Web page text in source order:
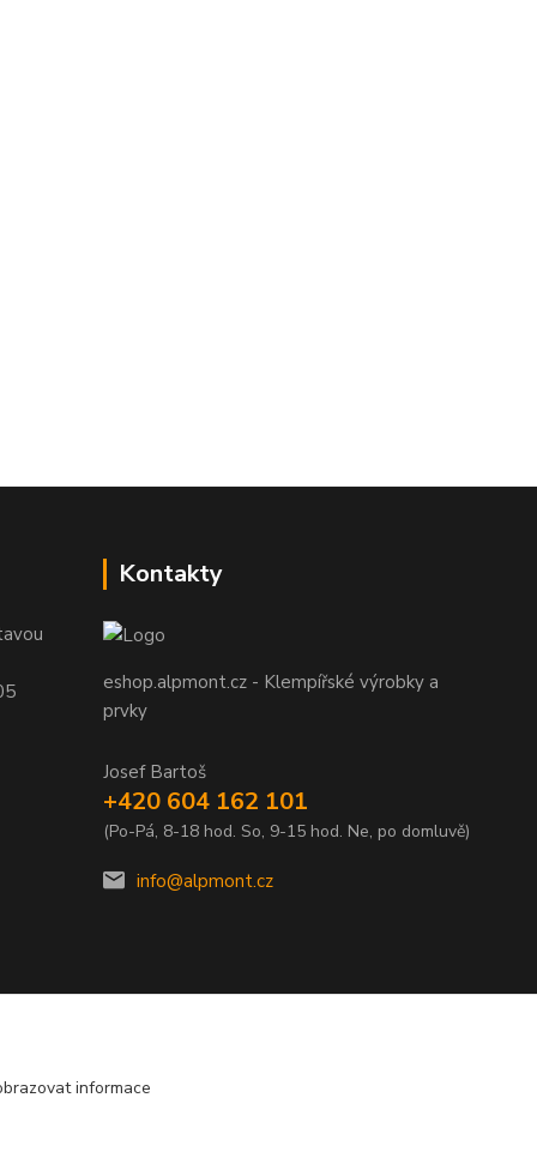
Kontakty
eshop.alpmont.cz - Klempířské výrobky a
prvky
Josef Bartoš
+420 604 162 101
(Po-Pá, 8-18 hod. So, 9-15 hod. Ne, po domluvě)
info@alpmont.cz
informace